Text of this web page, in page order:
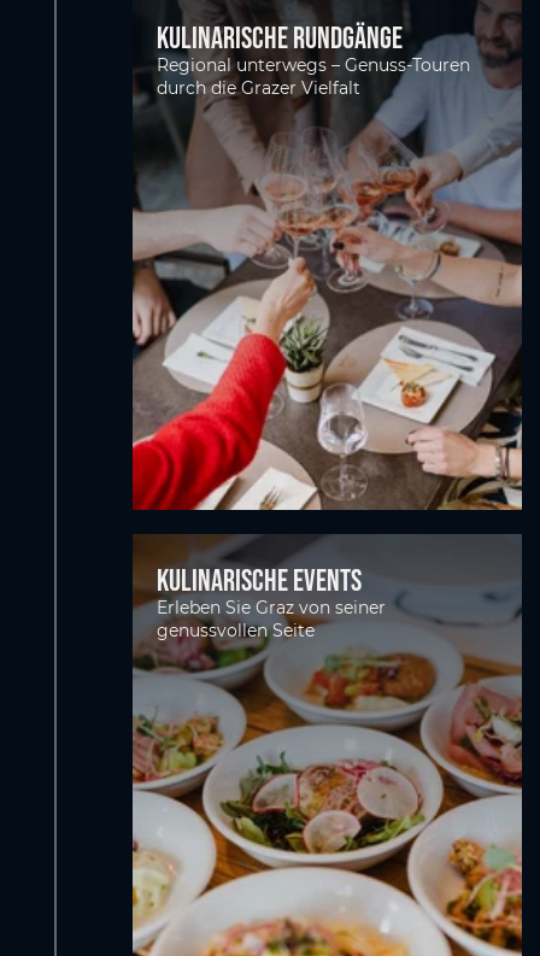
Kulinarische Rundgänge
Regional unterwegs – Genuss-Touren
durch die Grazer Vielfalt
Kulinarische Events
Erleben Sie Graz von seiner
genussvollen Seite